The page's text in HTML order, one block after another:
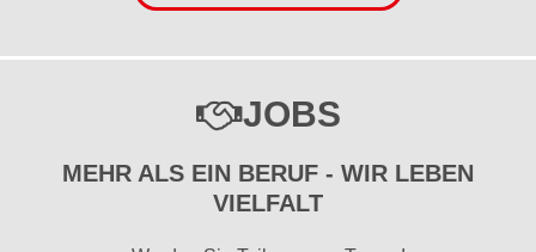
JOBS
MEHR ALS EIN BERUF - WIR LEBEN
VIELFALT